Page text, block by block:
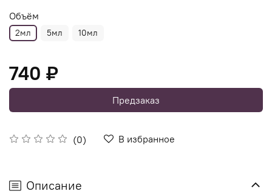
(0) В избранное
Объём
2мл 5мл 10мл
740 ₽
Предзаказ
Описание